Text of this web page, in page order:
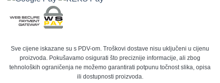
Sve cijene iskazane su s PDV-om. Troškovi dostave nisu uključeni u cijenu
proizvoda. Pokušavamo osigurati što preciznije informacije, ali zbog
tehnoloških ograničenja ne možemo garantirati potpunu točnost slika, opisa
ili dostupnosti proizvoda.